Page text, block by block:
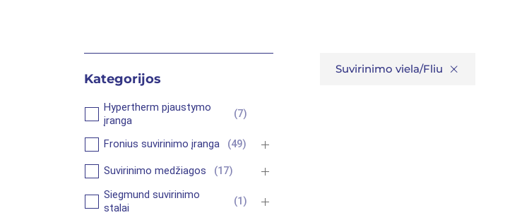
Kategorijos
Hypertherm pjaustymo
įranga
(7)
Fronius suvirinimo įranga (49)
Suvirinimo medžiagos (17)
Siegmund suvirinimo
stalai
(1)
Suvirinimo viela/Fliusas (SAW)
×